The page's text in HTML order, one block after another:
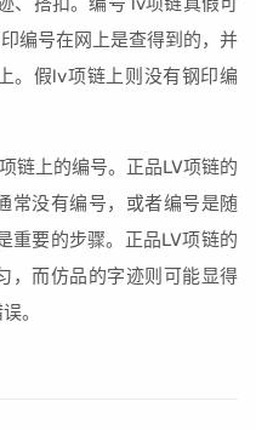
编号在网上是查得到的，并
。假lv项链上则没有钢印编
链上的编号。正品LV项链的
常没有编号，或者编号是随
重要的步骤。正品LV项链的
，而仿品的字迹则可能显得
。